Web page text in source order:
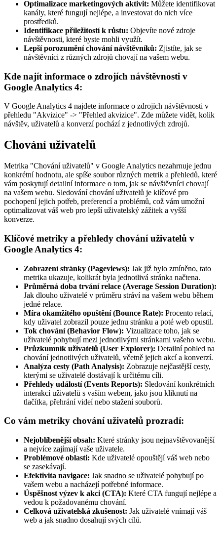
Optimalizace marketingových aktivit: Můžete identifikovat
kanály, které fungují nejlépe, a investovat do nich více
prostředků.
Identifikace příležitostí k růstu: Objevíte nové zdroje
návštěvnosti, které byste mohli využít.
Lepší porozumění chování návštěvníků: Zjistíte, jak se
návštěvníci z různých zdrojů chovají na vašem webu.
Kde najít informace o zdrojích návštěvnosti v
Google Analytics 4:
V Google Analytics 4 najdete informace o zdrojích návštěvnosti v
přehledu "Akvizice" -> "Přehled akvizice". Zde můžete vidět, kolik
návštěv, uživatelů a konverzí pochází z jednotlivých zdrojů.
Chování uživatelů
Metrika "Chování uživatelů" v Google Analytics nezahrnuje jednu
konkrétní hodnotu, ale spíše soubor různých metrik a přehledů, které
vám poskytují detailní informace o tom, jak se návštěvníci chovají
na vašem webu. Sledování chování uživatelů je klíčové pro
pochopení jejich potřeb, preferencí a problémů, což vám umožní
optimalizovat váš web pro lepší uživatelský zážitek a vyšší
konverze.
Klíčové metriky a přehledy chování uživatelů v
Google Analytics 4:
Zobrazení stránky (Pageviews): Jak již bylo zmíněno, tato
metrika ukazuje, kolikrát byla jednotlivá stránka načtena.
Průměrná doba trvání relace (Average Session Duration):
Jak dlouho uživatelé v průměru stráví na vašem webu během
jedné relace.
Míra okamžitého opuštění (Bounce Rate): Procento relací,
kdy uživatel zobrazil pouze jednu stránku a poté web opustil.
Tok chování (Behavior Flow): Vizualizace toho, jak se
uživatelé pohybují mezi jednotlivými stránkami vašeho webu.
Průzkumník uživatelů (User Explorer): Detailní pohled na
chování jednotlivých uživatelů, včetně jejich akcí a konverzí.
Analýza cesty (Path Analysis): Zobrazuje nejčastější cesty,
kterými se uživatelé dostávají k určitému cíli.
Přehledy událostí (Events Reports): Sledování konkrétních
interakcí uživatelů s vaším webem, jako jsou kliknutí na
tlačítka, přehrání videí nebo stažení souborů.
Co vám metriky chování uživatelů prozradí:
Nejoblíbenější obsah: Které stránky jsou nejnavštěvovanější
a nejvíce zajímají vaše uživatele.
Problémové oblasti: Kde uživatelé opouštějí váš web nebo
se zasekávají.
Efektivita navigace: Jak snadno se uživatelé pohybují po
vašem webu a nacházejí potřebné informace.
Úspěšnost výzev k akci (CTA): Které CTA fungují nejlépe a
vedou k požadovanému chování.
Celková uživatelská zkušenost: Jak uživatelé vnímají váš
web a jak snadno dosahují svých cílů.